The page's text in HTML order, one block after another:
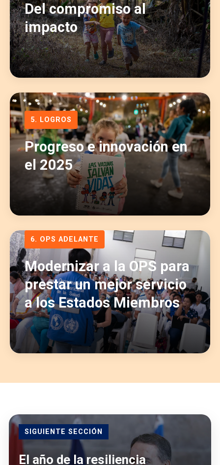
Del compromiso al
impacto
5. LOGROS
Progreso e innovación en
el 2025
6. OPS ADELANTE
Modernizar a la OPS para
prestar un mejor servicio
a los Estados Miembros
SIGUIENTE SECCIÓN
El año de la resiliencia